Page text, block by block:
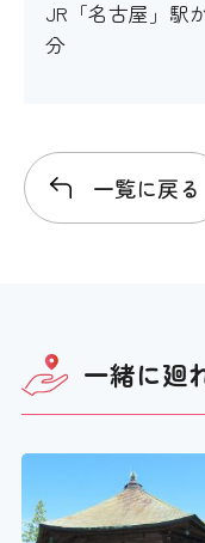
JR「名古屋」駅
分
一覧に戻る
一緒に廻